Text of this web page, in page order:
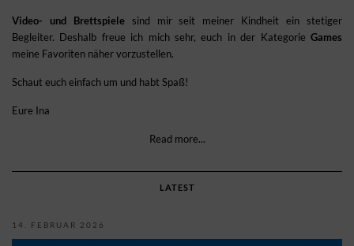
Video- und Brettspielesind mir seit meiner Kindheit ein stetiger
Begleiter. Deshalb freue ich mich sehr, euch in der Kategorie Games
meine Favoriten näher vorzustellen.
Schaut euch einfach um und habt Spaß!
Eure Ina
Read more...
LATEST
14. FEBRUAR 2026